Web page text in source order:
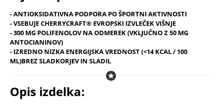
- ANTIOKSIDATIVNA PODPORA PO ŠPORTNI AKTIVNOSTI
- VSEBUJE CHERRYCRAFT® EVROPSKI IZVLEČEK VIŠNJE
- 300 MG POLIFENOLOV NA ODMEREK (VKLJUČNO Z 50 MG
ANTOCIANINOV)
- IZREDNO NIZKA ENERGIJSKA VREDNOST (<14 KCAL / 100
ML)BREZ SLADKORJEV IN SLADIL
Opis izdelka: